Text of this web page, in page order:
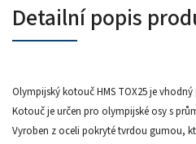
Detailní popis
Olympijský kotouč HMS TOX25 je
Kotouč je určen pro olympijské osy s
Vyroben z oceli pokryté tvrdou gumou,